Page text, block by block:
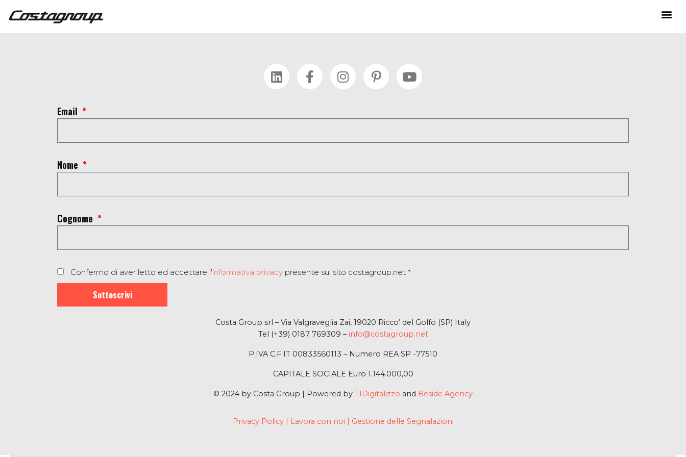
NOTIZIA
1
Email
Nome
Cognome
Confermo di aver letto ed accettare l'informativa privacy presente sul sito costagroup.net *
Sottoscrivi
Costa Group srl – Via Valgraveglia Zai, 19020 Ricco’ del Golfo (SP) Italy
Tel (+39) 0187 769309 – info@costagroup.net
P.IVA C.F IT 00833560113 – Numero REA SP -77510
CAPITALE SOCIALE Euro 1.144.000,00
© 2024 by Costa Group | Powered by TIDigitalizzo and Beside Agency
Privacy Policy| Lavora con noi | Gestione delle Segnalazioni